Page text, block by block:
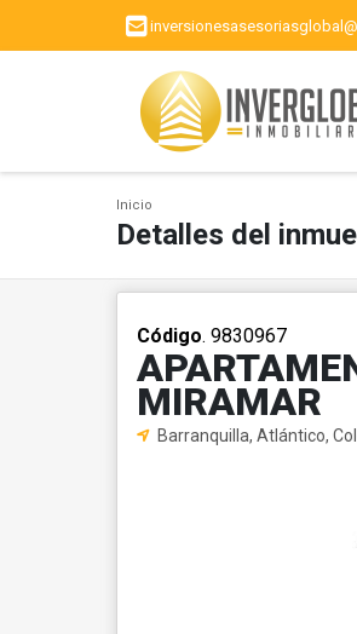
Inicio
Detalles del
Código. 9830967
MIRAMAR
Barranquilla, Atlántico,